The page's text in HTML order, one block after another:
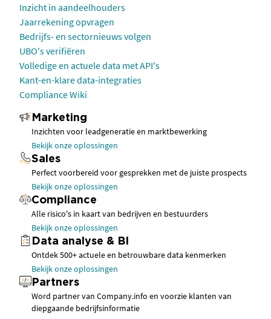
Inzicht in aandeelhouders
Jaarrekening opvragen
Bedrijfs- en sectornieuws volgen
UBO's verifiëren
Volledige en actuele data met API's
Kant-en-klare data-integraties
Compliance Wiki
Marketing
Inzichten voor leadgeneratie en marktbewerking
Bekijk onze oplossingen
Sales
Perfect voorbereid voor gesprekken met de juiste prospects
Bekijk onze oplossingen
Compliance
Alle risico's in kaart van bedrijven en bestuurders
Bekijk onze oplossingen
Data analyse & BI
Ontdek 500+ actuele en betrouwbare data kenmerken
Bekijk onze oplossingen
Partners
Word partner van Company.info en voorzie klanten van
diepgaande bedrijfsinformatie